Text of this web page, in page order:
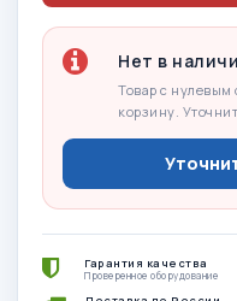
Нет в
Товар с нулевым
корзину.
Гарантия качества
Проверенное оборудование